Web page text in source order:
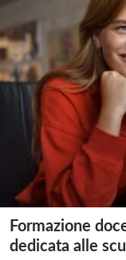
Formazione
dedicata alle